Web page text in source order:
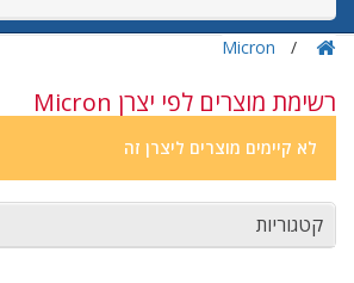
Micron
רשימת מוצרים לפי יצרן Micron
לא קיימים מוצרים ליצרן זה
קטגוריות